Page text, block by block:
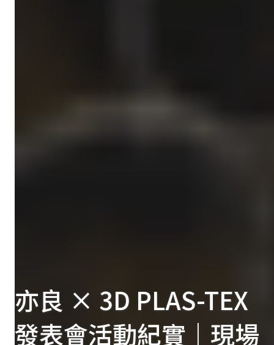
亦良 × 3D PLAS-TEX
發表會活動紀實｜現場